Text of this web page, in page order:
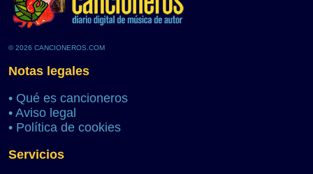
© 2026 CANCIONEROS.COM
Notas legales
• Qué es cancioneros
• Aviso legal
• Política de cookies
Servicios